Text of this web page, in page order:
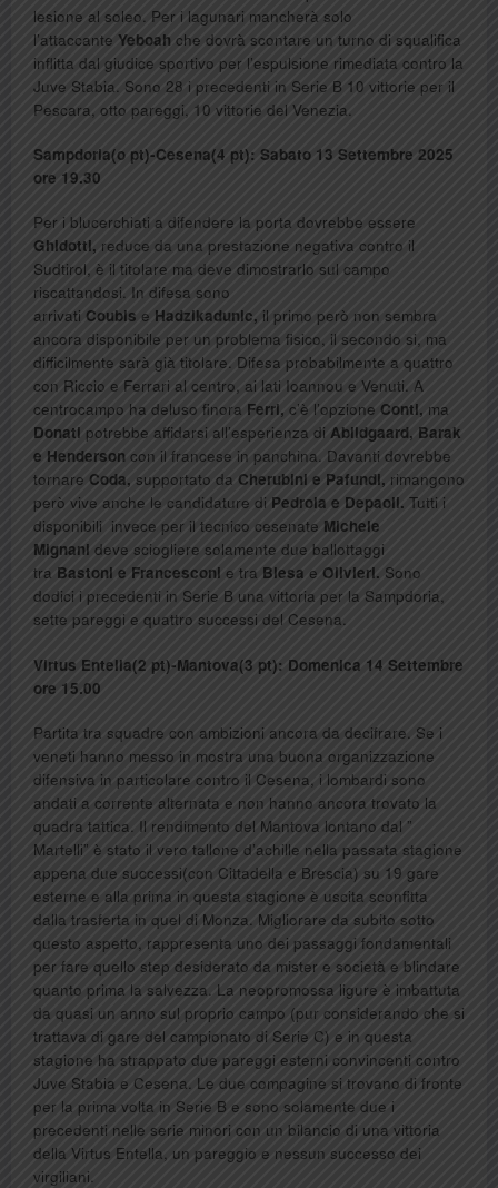
lesione al soleo. Per i lagunari mancherà solo
l’attaccante Yeboah che dovrà scontare un turno di squalifica
inflitta dal giudice sportivo per l’espulsione rimediata contro la
Juve Stabia. Sono 28 i precedenti in Serie B 10 vittorie per il
Pescara, otto pareggi, 10 vittorie del Venezia.
Sampdoria(o pt)-Cesena(4 pt): Sabato 13 Settembre 2025
ore 19.30
Per i blucerchiati a difendere la porta dovrebbe essere
Ghidotti, reduce da una prestazione negativa contro il
Sudtirol, è il titolare ma deve dimostrarlo sul campo
riscattandosi. In difesa sono
arrivati Coubis e Hadzikadunic, il primo però non sembra
ancora disponibile per un problema fisico, il secondo si, ma
difficilmente sarà già titolare. Difesa probabilmente a quattro
con Riccio e Ferrari al centro, ai lati Ioannou e Venuti. A
centrocampo ha deluso finora Ferri, c’è l’opzione Conti, ma
Donati potrebbe affidarsi all’esperienza di Abildgaard, Barak
e Henderson con il francese in panchina. Davanti dovrebbe
tornare Coda, supportato da Cherubini e Pafundi, rimangono
però vive anche le candidature di Pedrola e Depaoli. Tutti i
disponibili invece per il tecnico cesenate Michele
Mignani deve sciogliere solamente due ballottaggi
tra Bastoni e Francesconi e tra Blesa e Olivieri. Sono
dodici i precedenti in Serie B una vittoria per la Sampdoria,
sette pareggi e quattro successi del Cesena.
Virtus Entella(2 pt)-Mantova(3 pt): Domenica 14 Settembre
ore 15.00
Partita tra squadre con ambizioni ancora da decifrare. Se i
veneti hanno messo in mostra una buona organizzazione
difensiva in particolare contro il Cesena, i lombardi sono
andati a corrente alternata e non hanno ancora trovato la
quadra tattica. Il rendimento del Mantova lontano dal ”
Martelli” è stato il vero tallone d’achille nella passata stagione
appena due successi(con Cittadella e Brescia) su 19 gare
esterne e alla prima in questa stagione è uscita sconfitta
dalla trasferta in quel di Monza. Migliorare da subito sotto
questo aspetto, rappresenta uno dei passaggi fondamentali
per fare quello step desiderato da mister e società e blindare
quanto prima la salvezza. La neopromossa ligure è imbattuta
da quasi un anno sul proprio campo (pur considerando che si
trattava di gare del campionato di Serie C) e in questa
stagione ha strappato due pareggi esterni convincenti contro
Juve Stabia e Cesena. Le due compagine si trovano di fronte
per la prima volta in Serie B e sono solamente due i
precedenti nelle serie minori con un bilancio di una vittoria
della Virtus Entella, un pareggio e nessun successo dei
virgiliani.